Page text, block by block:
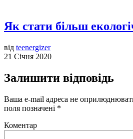
Як стати більш
від teenergizer
21 Січня 2020
Залишити відповідь
Ваша e-mail адреса не
поля позначені *
Коментар